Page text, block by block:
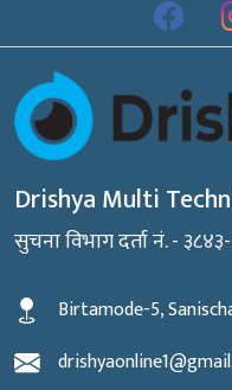
Drishya Multi
सुचना विभाग दर्ता नं. -
Birtamode-5,